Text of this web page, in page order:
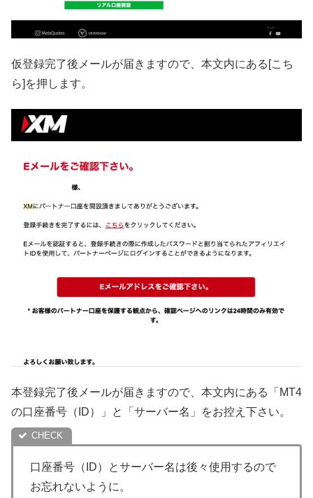
仮登録完了後メールが届きますので、本文内にある[こち
ら]を押します。
本登録完了後メールが届きますので、本文内にある「MT4
の口座番号（ID）」と「サーバー名」をお控え下さい。
口座番号（ID）とサーバー名は後々使用するので
お忘れないように。